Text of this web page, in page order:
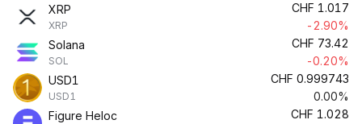
XRP
XRP
CHF 1.017
-2.90%
Solana
SOL
CHF 73.42
-0.20%
USD1
USD1
CHF 0.999743
0.00%
Figure Heloc
CHF 1.028